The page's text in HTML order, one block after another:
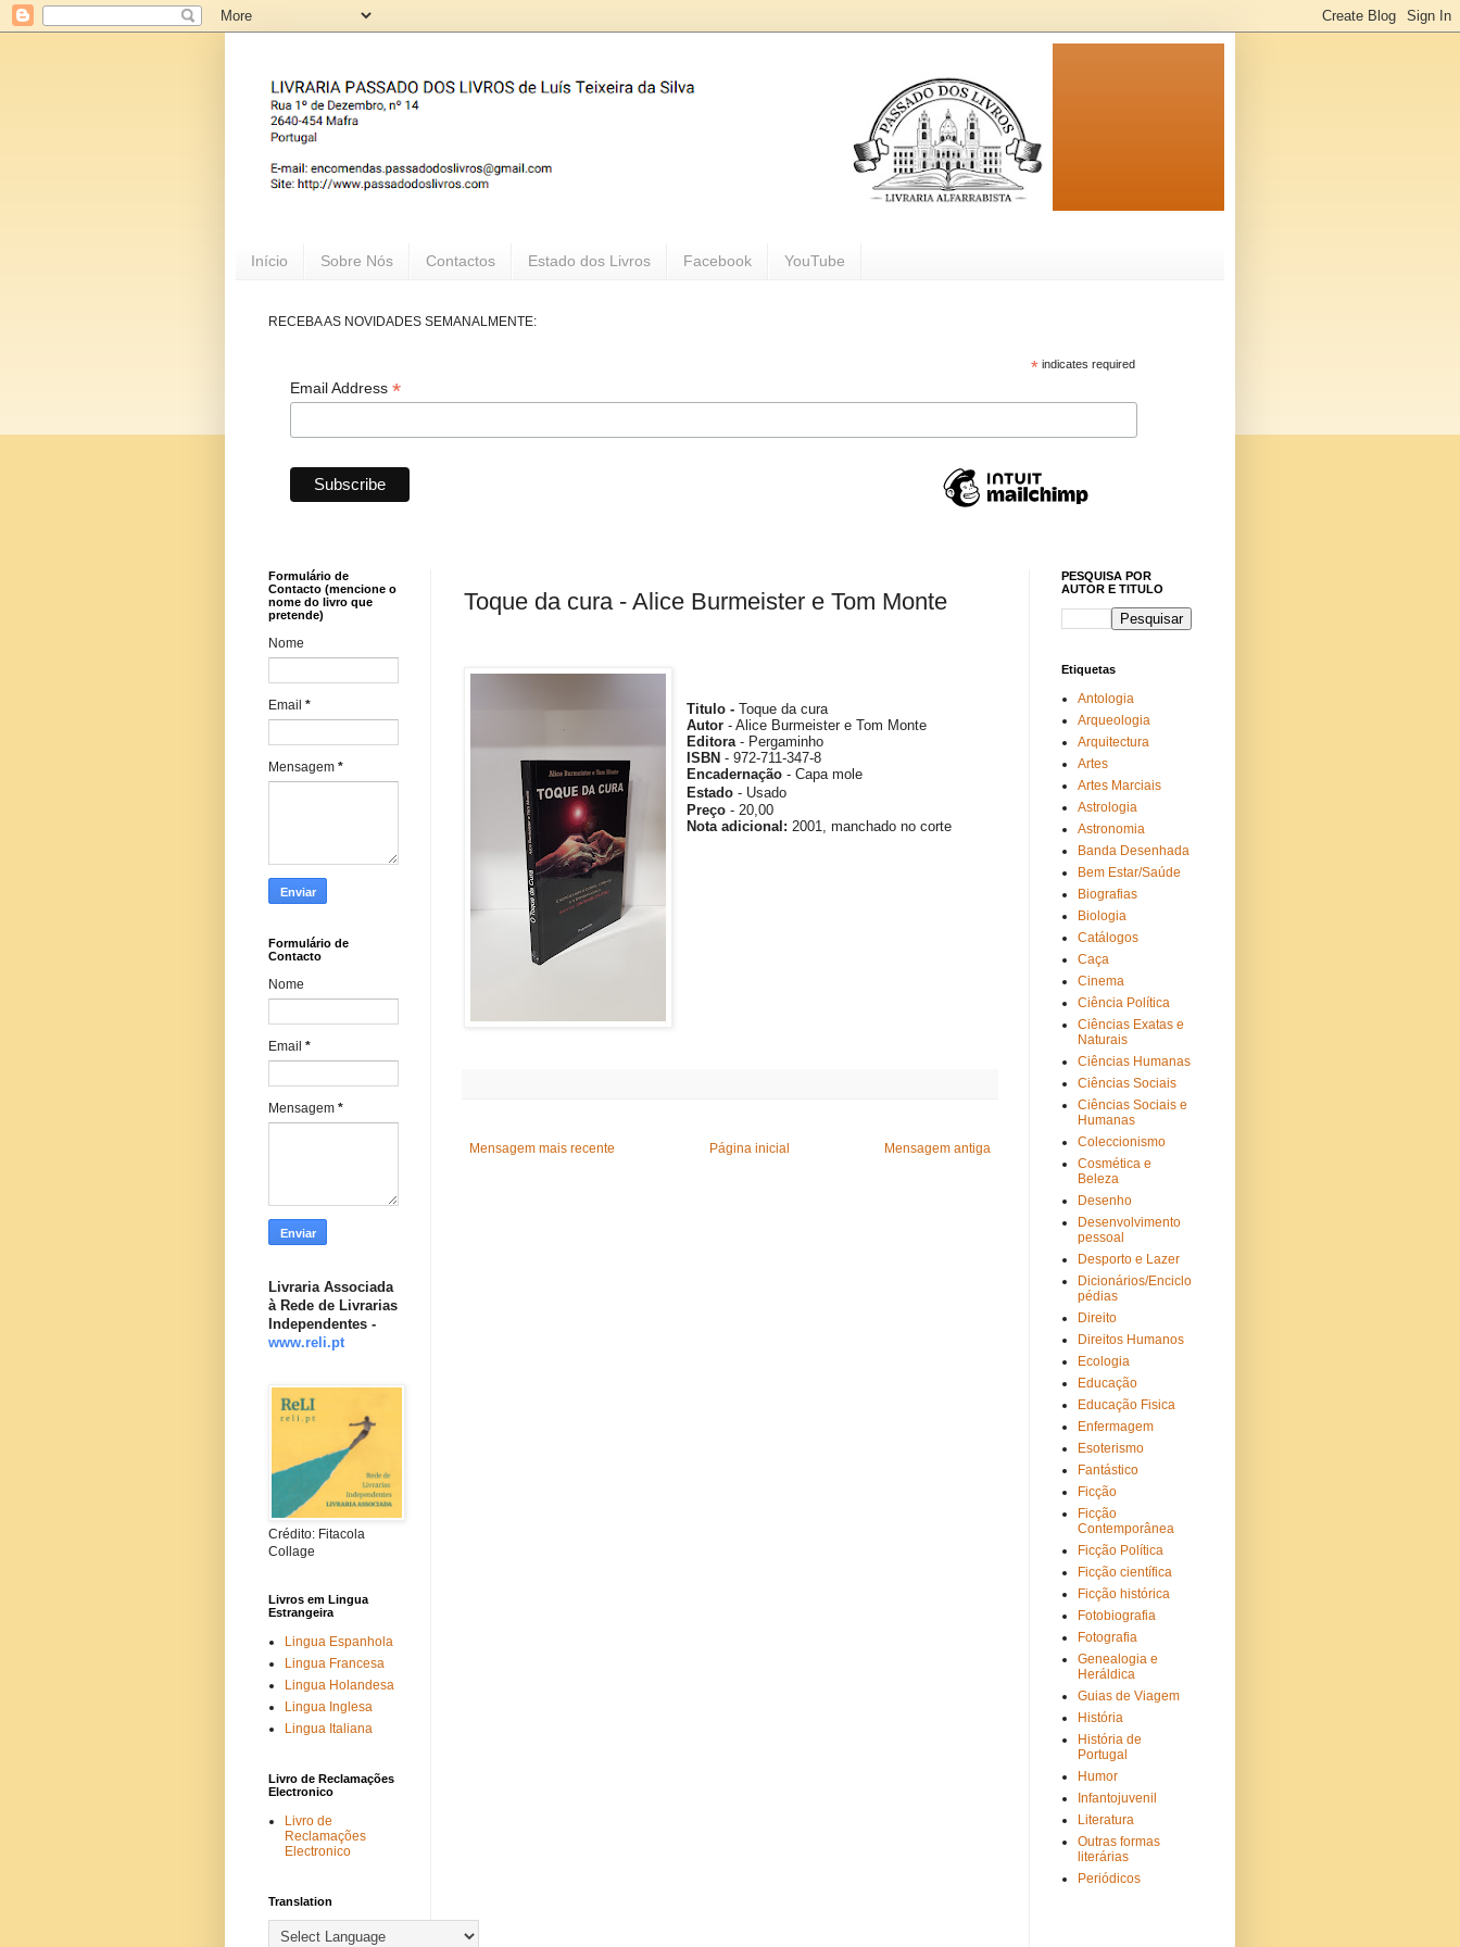
Início Sobre Nós Contactos Estado dos Livros Facebook YouTube
RECEBA AS NOVIDADES SEMANALMENTE:
*indicates required
Email Address *
Toque da cura - Alice Burmeister e Tom Monte
Titulo -Toque da cura
Autor - Alice Burmeister e Tom Monte
Editora- Pergaminho
ISBN - 972-711-347-8
Encadernação - Capa mole
Estado - Usado
Preço - 20,00
Notaadicional :2001, manchado no corte
Mensagem mais recente Mensagem antiga
Página inicial
Formulário de
Contacto (mencione o
nome do livro que
pretende)
Nome
Email *
Mensagem *
Formulário de
Contacto
Nome
Email *
Mensagem *
Livraria Associada
à Rede de Livrarias
Independentes -
www.reli.pt
Crédito: Fitacola
Collage
Livros em Lingua
Estrangeira
Lingua Espanhola
Lingua Francesa
Lingua Holandesa
Lingua Inglesa
Lingua Italiana
Livro de Reclamações
Electronico
Livro de
Reclamações
Electronico
Translation
PESQUISA POR
AUTOR E TITULO
Etiquetas
Antologia
Arqueologia
Arquitectura
Artes
Artes Marciais
Astrologia
Astronomia
Banda Desenhada
Bem Estar/Saúde
Biografias
Biologia
Catálogos
Caça
Cinema
Ciência Política
Ciências Exatas e
Naturais
Ciências Humanas
Ciências Sociais
Ciências Sociais e
Humanas
Coleccionismo
Cosmética e
Beleza
Desenho
Desenvolvimento
pessoal
Desporto e Lazer
Dicionários/Enciclo
pédias
Direito
Direitos Humanos
Ecologia
Educação
Educação Fisica
Enfermagem
Esoterismo
Fantástico
Ficção
Ficção
Contemporânea
Ficção Política
Ficção científica
Ficção histórica
Fotobiografia
Fotografia
Genealogia e
Heráldica
Guias de Viagem
História
História de
Portugal
Humor
Infantojuvenil
Literatura
Outras formas
literárias
Periódicos